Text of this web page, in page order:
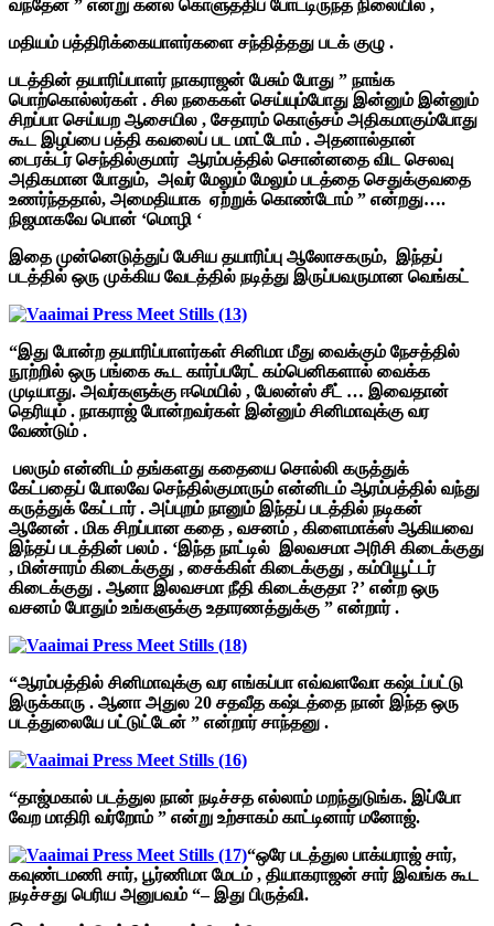
வந்தேன் ” என்று கனல் கொளுத்திப் போட்டிருந்த நிலையில் ,
மதியம் பத்திரிக்கையாளர்களை சந்தித்தது படக் குழு .
படத்தின் தயாரிப்பாளர் நாகராஜன் பேசும் போது ” நாங்க
பொற்கொல்லர்கள் . சில நகைகள் செய்யும்போது இன்னும் இன்னும்
சிறப்பா செய்யற ஆசையில , சேதாரம் கொஞ்சம் அதிகமாகும்போது
கூட இழப்பை பத்தி கவலைப் பட மாட்டோம் . அதனால்தான்
டைரக்டர் செந்தில்குமார் ஆரம்பத்தில் சொன்னதை விட செலவு
அதிகமான போதும், அவர் மேலும் மேலும் படத்தை செதுக்குவதை
உணர்ந்ததால், அமைதியாக ஏற்றுக் கொண்டோம் ” என்றது….
நிஜமாகவே பொன் ‘மொழி ‘
இதை முன்னெடுத்துப் பேசிய தயாரிப்பு ஆலோசகரும், இந்தப்
படத்தில் ஒரு முக்கிய வேடத்தில் நடித்து இருப்பவருமான வெங்கட்
“இது போன்ற தயாரிப்பாளர்கள் சினிமா மீது வைக்கும் நேசத்தில்
நூற்றில் ஒரு பங்கை கூட கார்ப்பரேட் கம்பெனிகளால் வைக்க
முடியாது. அவர்களுக்கு ஈமெயில் , பேலன்ஸ் சீட் … இவைதான்
தெரியும் . நாகராஜ் போன்றவர்கள் இன்னும் சினிமாவுக்கு வர
வேண்டும் .
பலரும் என்னிடம் தங்களது கதையை சொல்லி கருத்துக்
கேட்பதைப் போலவே செந்தில்குமாரும் என்னிடம் ஆரம்பத்தில் வந்து
கருத்துக் கேட்டார் . அப்புறம் நானும் இந்தப் படத்தில் நடிகன்
ஆனேன் . மிக சிறப்பான கதை , வசனம் , கிளைமாக்ஸ் ஆகியவை
இந்தப் படத்தின் பலம் . ‘இந்த நாட்டில் இலவசமா அரிசி கிடைக்குது
, மின்சாரம் கிடைக்குது , சைக்கிள் கிடைக்குது , கம்பியூட்டர்
கிடைக்குது . ஆனா இலவசமா நீதி கிடைக்குதா ?’ என்ற ஒரு
வசனம் போதும் உங்களுக்கு உதாரணத்துக்கு ” என்றார் .
“ஆரம்பத்தில் சினிமாவுக்கு வர எங்கப்பா எவ்வளவோ கஷ்டப்பட்டு
இருக்காரு . ஆனா அதுல 20 சதவீத கஷ்டத்தை நான் இந்த ஒரு
படத்துலையே பட்டுட்டேன் ” என்றார் சாந்தனு .
“தாஜ்மகால் படத்துல நான் நடிச்சத எல்லாம் மறந்துடுங்க. இப்போ
வேற மாதிரி வர்றோம் ” என்று உற்சாகம் காட்டினார் மனோஜ்.
“ஒரே படத்துல பாக்யராஜ் சார்,
கவுண்டமணி சார், பூர்ணிமா மேடம் , தியாகராஜன் சார் இவங்க கூட
நடிச்சது பெரிய அனுபவம் “– இது பிருத்வி.